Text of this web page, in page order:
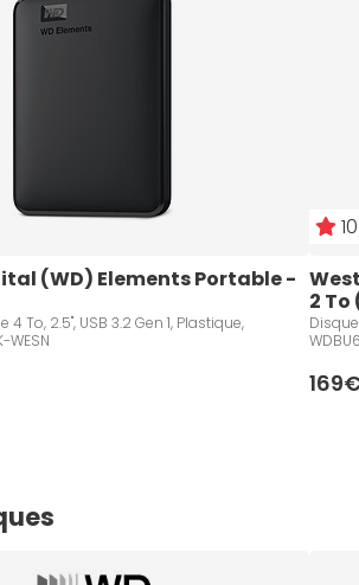
(WD) Elements Portable -
To, 2.5", USB 3.2 Gen 1, Plastique,
WESN
2